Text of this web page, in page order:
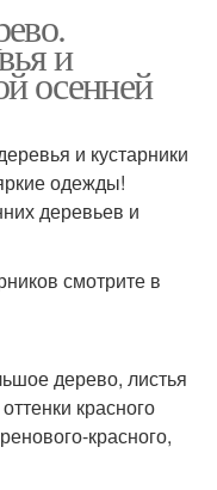
и
осенней
и кустарники
одежды!
деревьев и
смотрите в
дерево, листья
красного
красного,